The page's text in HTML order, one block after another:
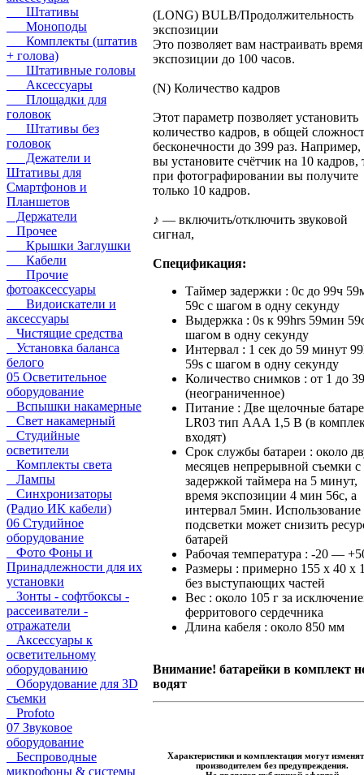
Штативы
Моноподы
Комплекты (штатив
+ голова)
Штативные головы
Аксессуары
Площадки для
головок
Штативы без
головок
Дежатели и
Штативы для
Смартфонов и
Планшетов
Держатели
Прочее
Крышки Заглушки
Кабели
Прочие
фотоаксессуары
Видоискатели и
аксессуары
Чистящие средства
Установка баланса
белого
05 Осветительное
оборудование
Вспышки накамерные
Свет накамерный
Студийные
осветители
Комплекты света
Лампы
Синхронизаторы
(Радио ИК кабели)
06 Студийное
оборудование
Фото Фоны и
Принадлежности для их
установки
Зонты - софтбоксы -
рассеиватели -
отражатели
Аксессуары к
осветительному
оборудованию
Оборудование для 3D
съемки
Profoto
07 Звуковое
оборудование
Беспроводные
микрофоны & системы
(LONG) BULB/Продолжительность
экспозиции
Это позволяет вам настраивать время
экспозиции до 100 часов.
(N) Количество кадров
Этот параметр позволяет установить
количество кадров, в общей
бесконечности до 399 раз. Например,
вы установите счётчик на 10 кадров,
при фотографировании вы получите
только 10 кадров.
♪ — включить/отключить звуковой
сигнал,
Спецификация:
Таймер задержки : 0с до 99ч
59с с шагом в одну секунду
Выдержка : 0s к 99hrs 59мин
шагом в одну секунду
Интервал : 1 сек до 59 минут
59s с шагом в одну секунду
Количество снимков : от 1 до
(неограниченное)
Питание : Две щелочные
LR03 тип AAA 1,5 В (в
входят)
Срок службы батареи : около
месяцев непрерывной съемки с
задержкой таймера на 5 минут,
время экспозиции 4 мин 56с, а
интервал 5мин. Использование
подсветки может снизить
батарей
Рабочая температура : -20 —
Размеры : примерно 155 х 40 х
без выступающих частей
Вес : около 105 г за
ферритового сердечника
Длина кабеля : около 850 мм
Внимание! батарейки в комплект
водят​
Характеристики и комплектация могут
производителем без предупреждения.